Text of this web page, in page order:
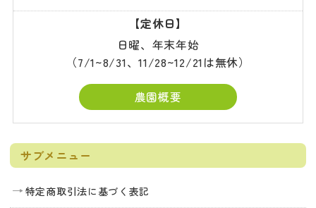
【定休日】
日曜、年末年始
（7/1~8/31、11/28~12/21は無休）
農園概要
サブメニュー
特定商取引法に基づく表記